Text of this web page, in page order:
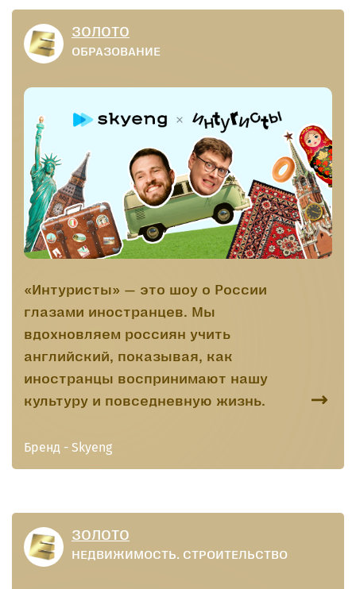
романом среди всех возрастов.
ЗОЛОТО
ОБРАЗОВАНИЕ
«Интуристы» — это шоу о России
глазами иностранцев. Мы
вдохновляем россиян учить
английский, показывая, как
иностранцы воспринимают нашу
культуру и повседневную жизнь.
Бренд - Skyeng
ЗОЛОТО
НЕДВИЖИМОСТЬ. СТРОИТЕЛЬСТВО